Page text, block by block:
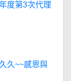
度第3次代理
久~~感恩與